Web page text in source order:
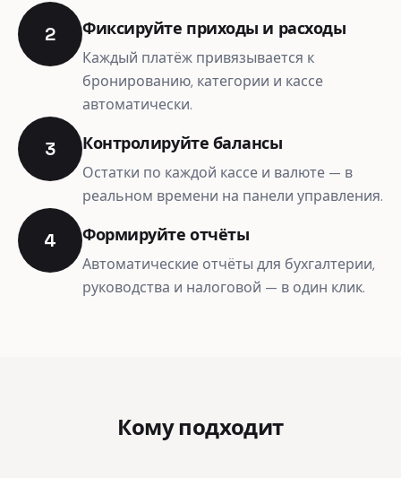
2 Фиксируйте приходы и расходы
Каждый платёж привязывается к
бронированию, категории и кассе
автоматически.
3 Контролируйте балансы
Остатки по каждой кассе и валюте — в
реальном времени на панели управления.
4 Формируйте отчёты
Автоматические отчёты для бухгалтерии,
руководства и налоговой — в один клик.
Кому подходит